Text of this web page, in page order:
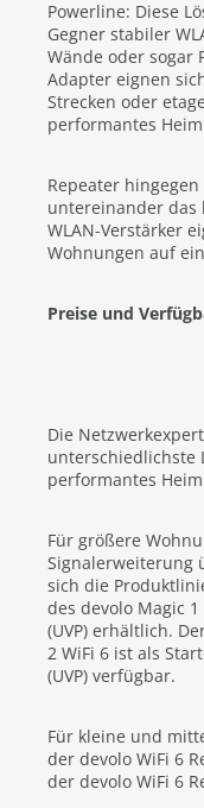
Powerline: Diese
Gegner stabiler
Wände oder sogar
Adapter eignen
Strecken oder
performantes
Repeater
untereinander das
WLAN-Verstärker
Wohnungen auf
Preise und
Die
unterschiedlichste
performantes
Für größere
Signalerweiterung
sich die
des devolo Magic
(UVP) erhältlich.
2 WiFi 6 ist als
(UVP) verfügbar.
Für kleine und
der devolo WiFi 6
der devolo WiFi 6